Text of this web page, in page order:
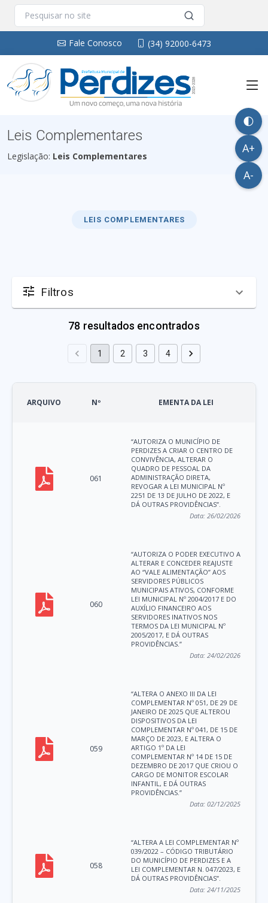
🌓
A+
A-
Fale Conosco (34) 92000-6473
Leis Complementares
Legislação: Leis Complementares
LEIS COMPLEMENTARES
Filtros
78 resultados encontrados
1 2 3 4
ARQUIVO Nº EMENTA DA LEI
061
“AUTORIZA O MUNICÍPIO DE
PERDIZES A CRIAR O CENTRO DE
CONVIVÊNCIA, ALTERAR O
QUADRO DE PESSOAL DA
ADMINISTRAÇÃO DIRETA,
REVOGAR A LEI MUNICIPAL Nº
2251 DE 13 DE JULHO DE 2022, E
DÁ OUTRAS PROVIDÊNCIAS”.
Data:26/02/2026
060
“AUTORIZA O PODER EXECUTIVO A
ALTERAR E CONCEDER REAJUSTE
AO “VALE ALIMENTAÇÃO” AOS
SERVIDORES PÚBLICOS
MUNICIPAIS ATIVOS, CONFORME
LEI MUNICIPAL Nº 2004/2017 E DO
AUXÍLIO FINANCEIRO AOS
SERVIDORES INATIVOS NOS
TERMOS DA LEI MUNICIPAL Nº
2005/2017, E DÁ OUTRAS
PROVIDÊNCIAS.”
Data:24/02/2026
059
“ALTERA O ANEXO III DA LEI
COMPLEMENTAR Nº 051, DE 29 DE
JANEIRO DE 2025 QUE ALTEROU
DISPOSITIVOS DA LEI
COMPLEMENTAR Nº 041, DE 15 DE
MARÇO DE 2023, E ALTERA O
ARTIGO 1º DA LEI
COMPLEMENTAR Nº 14 DE 15 DE
DEZEMBRO DE 2017 QUE CRIOU O
CARGO DE MONITOR ESCOLAR
INFANTIL, E DÁ OUTRAS
PROVIDÊNCIAS.”
Data:02/12/2025
058
“ALTERA A LEI COMPLEMENTAR Nº
039/2022 – CÓDIGO TRIBUTÁRIO
DO MUNICÍPIO DE PERDIZES E A
LEI COMPLEMENTAR N. 047/2023, E
DÁ OUTRAS PROVIDÊNCIAS”.
Data:24/11/2025